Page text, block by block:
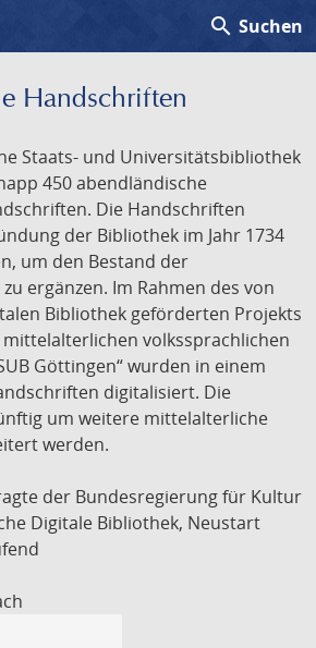
search Suchen
Handschriften
Staats- und Universitätsbibliothek
450 abendländische
Die Handschriften
der Bibliothek im Jahr 1734
um den Bestand der
ergänzen. Im Rahmen des von
Bibliothek geförderten Projekts
volkssprachlichen
Göttingen“ wurden in einem
digitalisiert. Die
um weitere mittelalterliche
werden.
der Bundesregierung für Kultur
Digitale Bibliothek, Neustart